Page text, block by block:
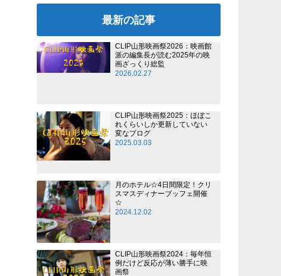
最新の記事
CLIP山形映画祭2026：映画館
派の編集長が読む2025年の映
画ざっくり総監
2026.02.27
CLIP山形映画祭2025：ほぼこ
れくらいしか更新していない
変なブログ
2025.03.03
月のホテル☆4日間限定！クリ
スマスディナーブッフェ開催
☆
2024.12.02
CLIP山形映画祭2024：毎年恒
例だけど反応が薄い勝手に映
画祭